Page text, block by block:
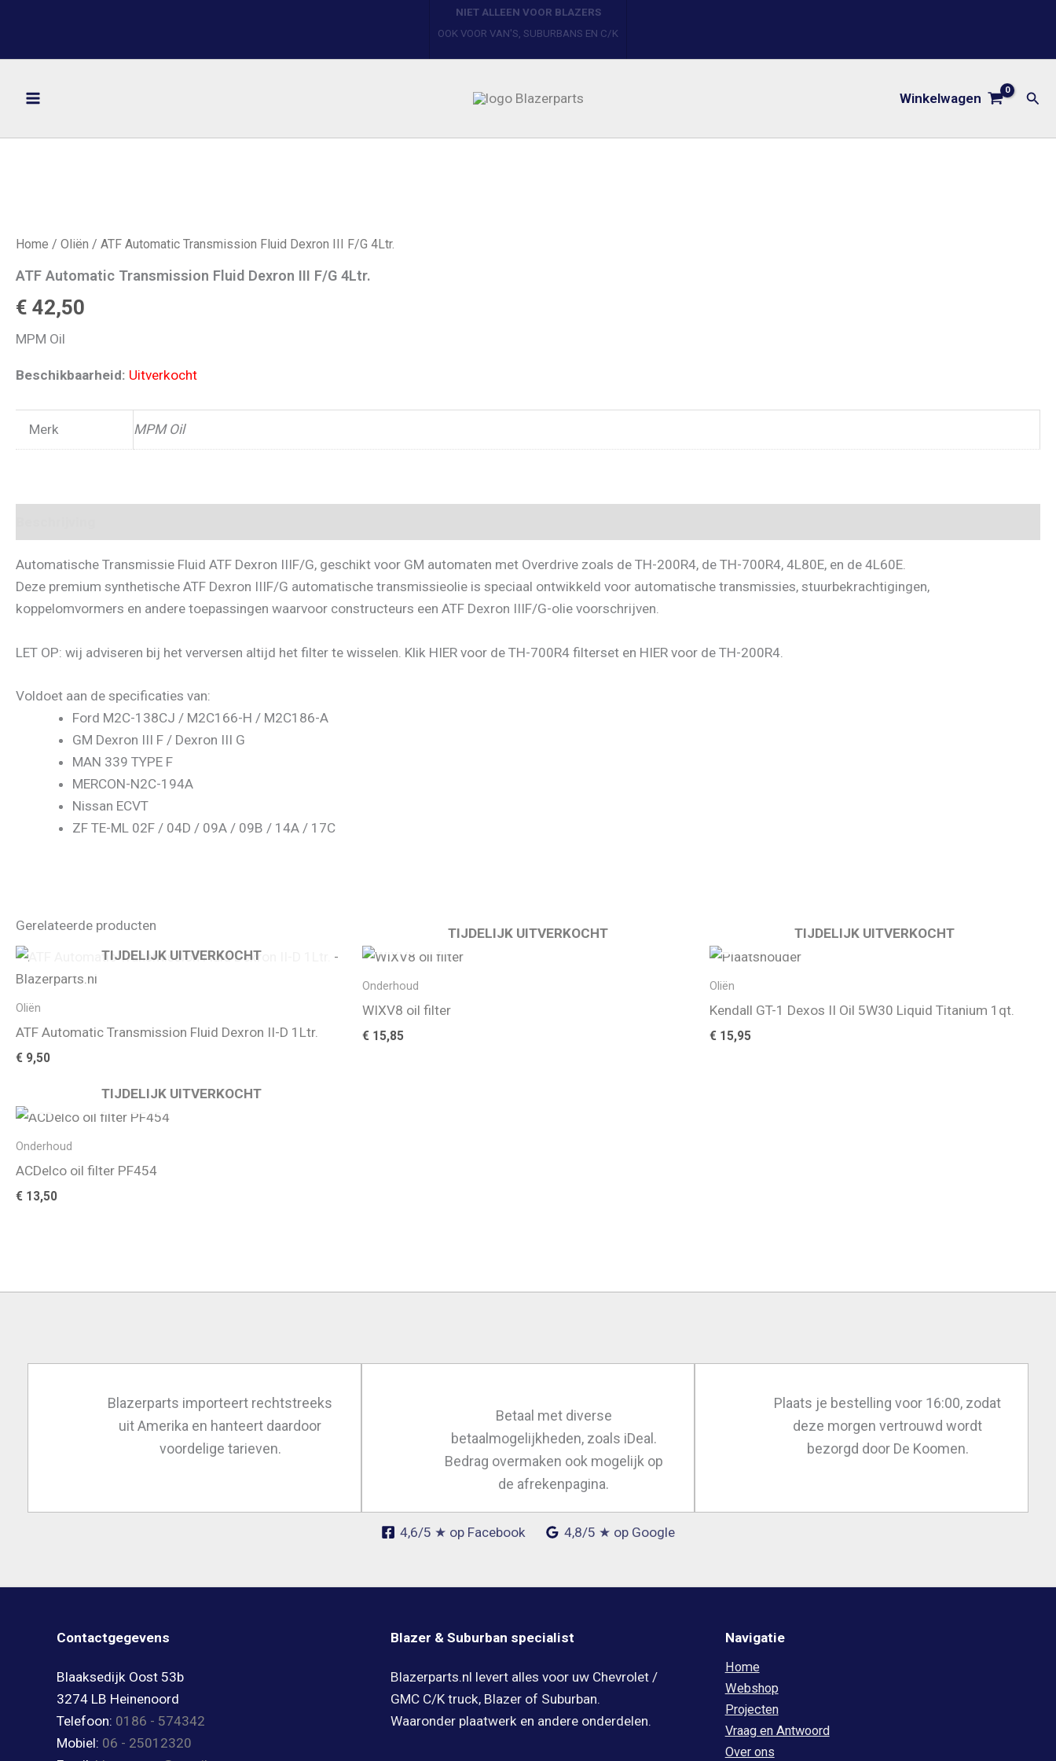
BLAZERPARTS
YOUR ONE STOP PARTS SHOP
Winkelwagen
Home / Oliën / ATF Automatic Transmission Fluid Dexron III F/G 4Ltr.
ATF Automatic Transmission Fluid Dexron III F/G 4Ltr.
€ 42,50
MPM Oil
Beschikbaarheid: Uitverkocht
Merk MPM Oil
Automatische Transmissie Fluid ATF Dexron IIIF/G, geschikt voor GM automaten met Overdrive zoals de TH-200R4, de TH-700R4, 4L80E, en de 4L60E.
Deze premium synthetische ATF Dexron IIIF/G automatische transmissieolie is speciaal ontwikkeld voor automatische transmissies, stuurbekrachtigingen,
koppelomvormers en andere toepassingen waarvoor constructeurs een ATF Dexron IIIF/G-olie voorschrijven.
LET OP: wij adviseren bij het verversen altijd het filter te wisselen. Klik HIER voor de TH-700R4 filterset en HIER voor de TH-200R4.
Voldoet aan de specificaties van:
Ford M2C-138CJ / M2C166-H / M2C186-A
GM Dexron III F / Dexron III G
MAN 339 TYPE F
MERCON-N2C-194A
Nissan ECVT
ZF TE-ML 02F / 04D / 09A / 09B / 14A / 17C
Gerelateerde producten
TIJDELIJK UITVERKOCHT
Oliën
ATF Automatic Transmission Fluid Dexron II-D 1Ltr.
€ 9,50
TIJDELIJK UITVERKOCHT
Onderhoud
WIXV8 oil filter
€ 15,85
TIJDELIJK UITVERKOCHT
Oliën
Kendall GT-1 Dexos II Oil 5W30 Liquid Titanium 1qt.
€15,95
TIJDELIJK UITVERKOCHT
Onderhoud
ACDelco oil filter PF454
€ 13,50
Blazerparts importeert rechtstreeks
uit Amerika en hanteert daardoor
voordelige tarieven.
Betaal met diverse
betaalmogelijkheden, zoals iDeal.
Bedrag overmaken ook mogelijk op
de afrekenpagina.
Plaats je bestelling voor 16:00, zodat
deze morgen vertrouwd wordt
bezorgd door De Koomen.
4,6/5 ★ op Facebook 4,8/5 ★ op Google
Contactgegevens
Blaaksedijk Oost 53b
3274 LB Heinenoord
Telefoon: 0186 - 574342
Mobiel: 06 - 25012320
Blazer & Suburban specialist
Blazerparts.nl levert alles voor uw Chevrolet /
GMC C/K truck, Blazer of Suburban.
Waaronder plaatwerk en andere onderdelen.
Navigatie
Home
Webshop
Projecten
Vraag en Antwoord
Over ons